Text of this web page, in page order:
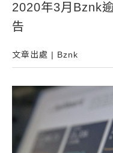
常見問題
企業專案融資
平台操作
知識專區
2020年3月Bznk
告
文章出處 | Bznk